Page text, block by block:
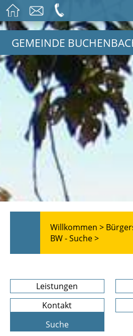
GEMEINDE
Willkommen >
BW - Suche >
Leistungen
Kontakt
Suche